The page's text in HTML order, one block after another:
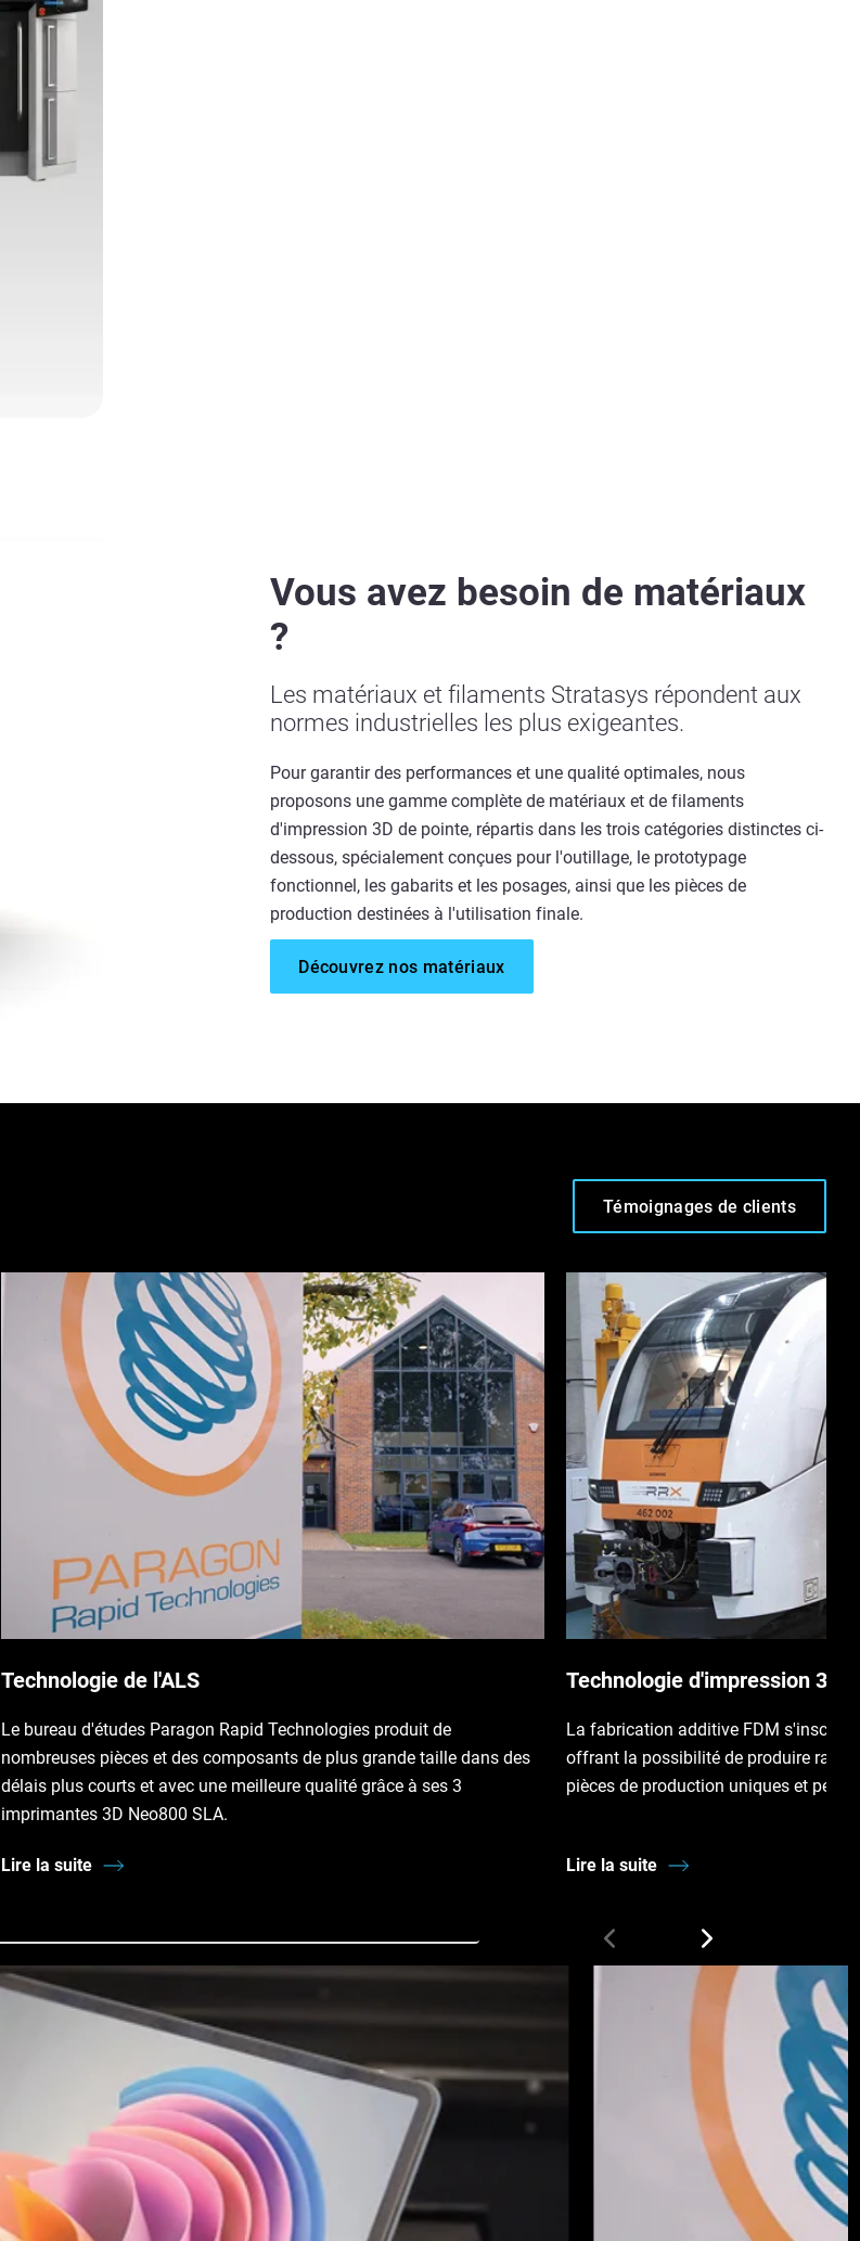
Vous avez besoin de matériaux
?
Les matériaux et filaments Stratasys répondent aux
normes industrielles les plus exigeantes.
Pour garantir des performances et une qualité optimales, nous
proposons une gamme complète de matériaux et de filaments
d'impression 3D de pointe, répartis dans les trois catégories distinctes ci-
dessous, spécialement conçues pour l'outillage, le prototypage
fonctionnel, les gabarits et les posages, ainsi que les pièces de
production destinées à l'utilisation finale.
Découvrez nos matériaux
Témoignages de clients
Technologie de l'ALS
Le bureau d'études Paragon Rapid Technologies produit de
nombreuses pièces et des composants de plus grande taille dans des
délais plus courts et avec une meilleure qualité grâce à ses 3
imprimantes 3D Neo800 SLA.
Lire la suite
Technologie d'impression 3DM
La fabrication additive FDM s'inscrit
offrant la possibilité de produire
pièces de production uniques et
Lire la suite